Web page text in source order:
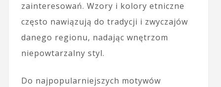
zainteresowań. Wzory i kolory etniczne
często nawiązują do tradycji i zwyczajów
danego regionu, nadając wnętrzom
niepowtarzalny styl.
Do najpopularniejszych motywów